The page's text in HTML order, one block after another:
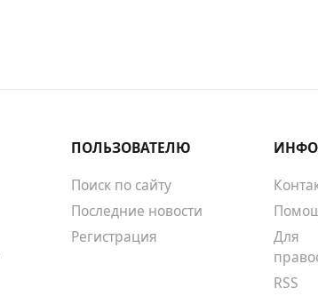
ПОЛЬЗОВАТЕЛЮ
Поиск по сайту
Последние новости
Регистрация
Для
RSS